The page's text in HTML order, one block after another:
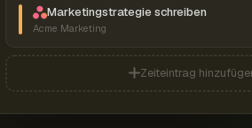
Marketingstrategie schreiben
Acme Marketing
Zeiteintrag